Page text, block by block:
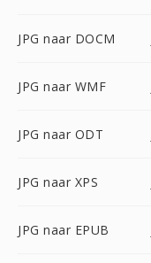
JPG naar DOCM
JPG naar WMF
JPG naar ODT
JPG naar XPS
JPG naar EPUB